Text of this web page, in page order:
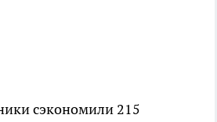
сэкономили 215